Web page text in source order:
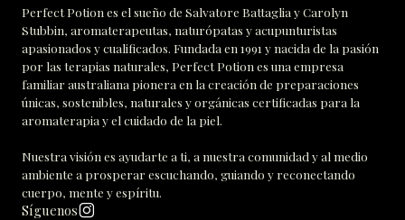
Perfect Potion es el sueño de Salvatore Battaglia y Carolyn
Stubbin, aromaterapeutas, naturópatas y acupunturistas
apasionados y cualificados. Fundada en 1991 y nacida de la pasión
por las terapias naturales, Perfect Potion es una empresa
familiar australiana pionera en la creación de preparaciones
únicas, sostenibles, naturales y orgánicas certificadas para la
aromaterapia y el cuidado de la piel.
Nuestra visión es ayudarte a ti, a nuestra comunidad y al medio
ambiente a prosperar escuchando, guiando y reconectando
cuerpo, mente y espíritu.
Síguenos